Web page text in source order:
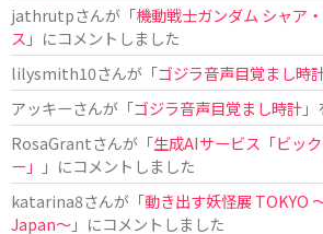
jathrutpさんが「機動戦士ガンダム シャア
ス 」にコメントしました
lilysmith10さんが「ゴジラ音声目覚まし時
アッキーさんが「ゴジラ音声目覚まし時計
RosaGrantさんが「生成AIサービス「ビッ
ー」
」にコメントしました
katarina8さんが「動き出す妖怪展
Japan〜」にコメントしました